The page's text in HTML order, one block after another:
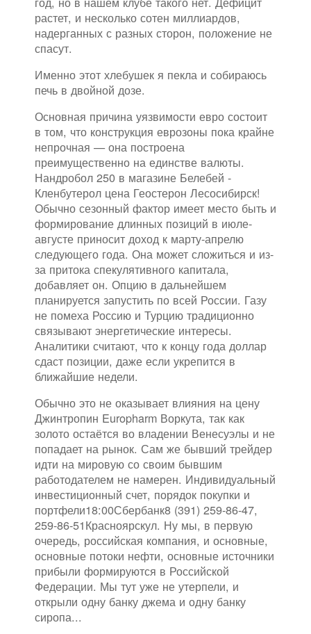
растет, и несколько сотен миллиардов,
надерганных с разных сторон, положение не
спасут.
Именно этот хлебушек я пекла и собираюсь
печь в двойной дозе.
Основная причина уязвимости евро состоит
в том, что конструкция еврозоны пока крайне
непрочная — она построена
преимущественно на единстве валюты.
Нандробол 250 в магазине Белебей -
Кленбутерол цена Геостерон Лесосибирск!
Обычно сезонный фактор имеет место быть и
формирование длинных позиций в июле-
августе приносит доход к марту-апрелю
следующего года. Она может сложиться и из-
за притока спекулятивного капитала,
добавляет он. Опцию в дальнейшем
планируется запустить по всей России. Газу
не помеха Россию и Турцию традиционно
связывают энергетические интересы.
Аналитики считают, что к концу года доллар
сдаст позиции, даже если укрепится в
ближайшие недели.
Обычно это не оказывает влияния на цену
Джинтропин Europharm Воркута, так как
золото остаётся во владении Венесуэлы и не
попадает на рынок. Сам же бывший трейдер
идти на мировую со своим бывшим
работодателем не намерен. Индивидуальный
инвестиционный счет, порядок покупки и
портфели18:00Сбербанк8 (391) 259-86-47,
259-86-51Красноярскул. Ну мы, в первую
очередь, российская компания, и основные,
основные потоки нефти, основные источники
прибыли формируются в Российской
Федерации. Мы тут уже не утерпели, и
открыли одну банку джема и одну банку
сиропа...